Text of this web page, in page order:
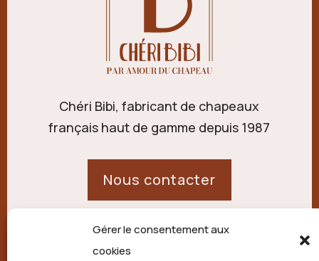
Gérer le consentement aux
cookies
Chéri Bibi, fabricant de chapeaux
français haut de gamme depuis 1987
Nous contacter
21 route de Palisse,